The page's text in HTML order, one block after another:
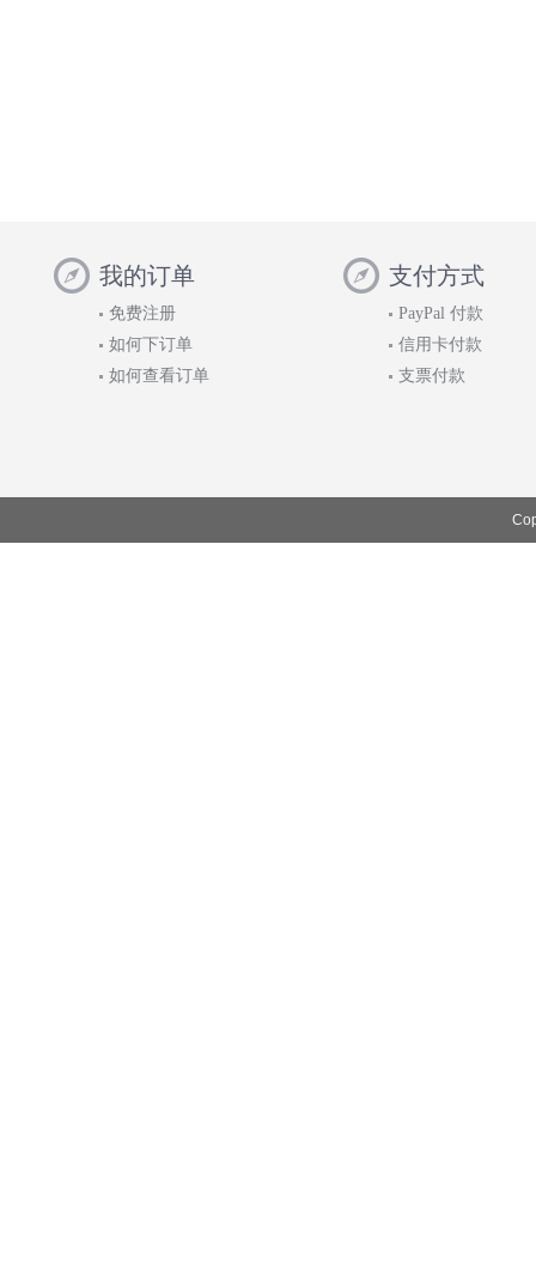
我的订单
免费注册
如何下订单
如何查看订单
支付方式
PayPal 付款
信用卡付款
支票付款